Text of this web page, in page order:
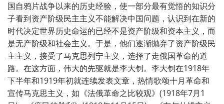
国自鸦片战争以来的历史经验，使一部分最有觉悟的知识分
子看到资产阶级民主主义不能解决中国问题，认识到在新的
时代决定世界历史命运的已经不是资产阶级和资本主义，而
是无产阶级和社会主义。于是，他们逐渐抛弃了资产阶级民
主主义，接受了马克思列宁主义，选择了走俄国革命的道
路。在这方面，伟大的先驱就是李大钊。李大钊在1918年
下半年和1919年初就连续发表文章，热情歌颂十月革命和
宣传马克思主义，如《法俄革命之比较观》(1918年7月1